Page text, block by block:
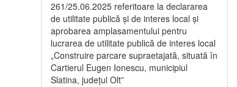
261/25.06.2025 referitoare la declararea
de utilitate publică și de interes local și
aprobarea amplasamentului pentru
lucrarea de utilitate publică de interes local
„Construire parcare supraetajată, situată în
Cartierul Eugen Ionescu, municipiul
Slatina, județul Olt”